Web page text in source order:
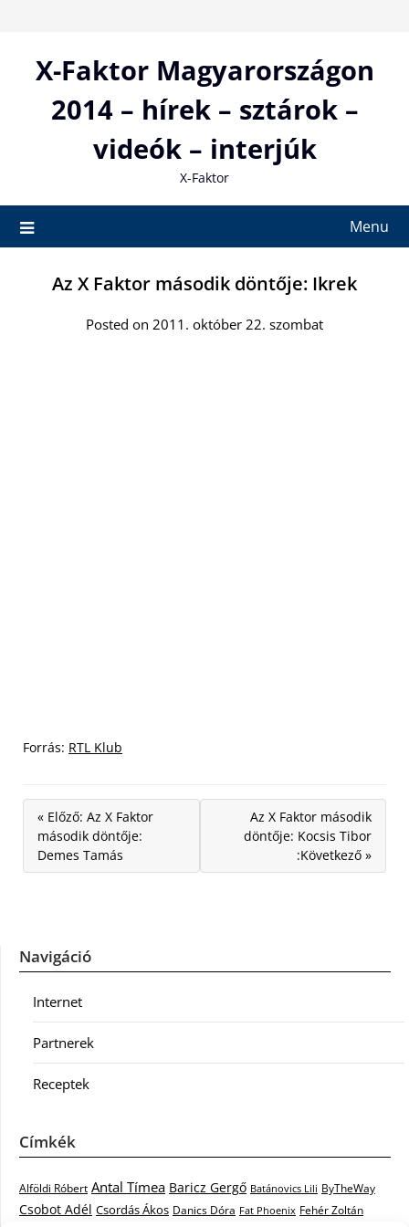
contentX-Faktor Magyarországon
2014 – hírek – sztárok –
videók – interjúk
X-Faktor
Menu
Az X Faktor második döntője: Ikrek
Posted on 2011. október 22. szombat
Forrás: RTL Klub
« Előző: Az X Faktor
második döntője:
Demes Tamás
Az X Faktor második
döntője: Kocsis Tibor
:Következő »
Navigáció
Internet
Partnerek
Receptek
Címkék
Alföldi Róbert Antal Tímea Baricz Gergő Batánovics Lili ByTheWay
Csobot Adél Csordás Ákos Danics Dóra Fat Phoenix Fehér Zoltán